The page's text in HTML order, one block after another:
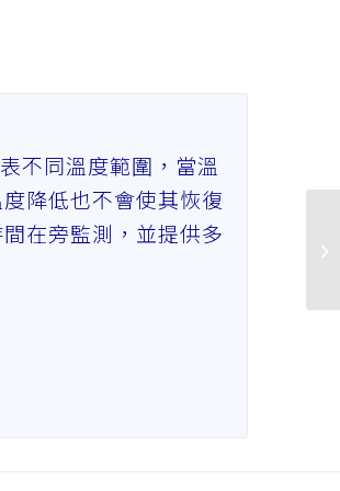
不同溫度範圍，當溫
降低也不會使其恢復
在旁監測，並提供多